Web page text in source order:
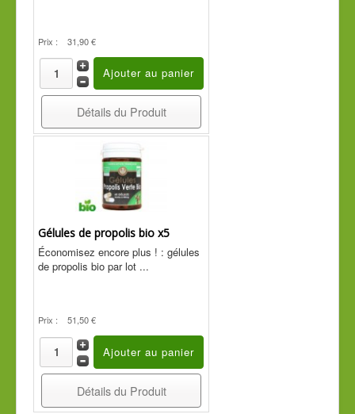
Prix : 31,90 €
Détails du Produit
Gélules de propolis bio x5
Économisez encore plus ! : gélules
de propolis bio par lot ...
Prix : 51,50 €
Détails du Produit